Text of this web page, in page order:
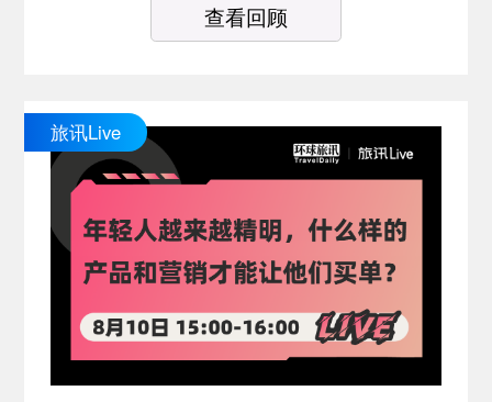
查看回顾
旅讯Live